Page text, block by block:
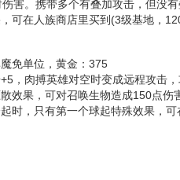
害。携带多个有叠加攻击，但没
可在人族商店里买到(3级基地，
免单位，黄金：375
，肉搏英雄对空时变成远程攻击
效果，可对召唤生物造成150点伤
时，只有第一个球起特殊效果，